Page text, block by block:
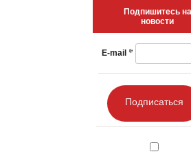
Подпишитесь на
новости
E-mail *
Подписаться